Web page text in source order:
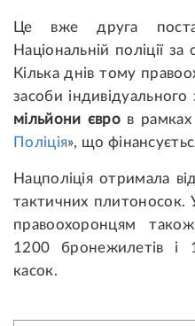
Це вже друга
Національній поліції
Кілька днів тому
засоби
мільйони євро в
Поліція», що
Нацполіція отримала
тактичних
правоохоронцям
1200 бронежилетів і
касок.